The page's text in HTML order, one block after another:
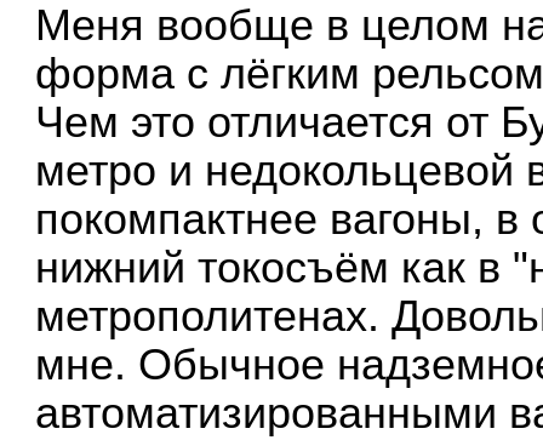
Меня вообще в целом
форма с лёгким
Чем это отличается от
метро и недокольцевой
покомпактнее вагоны,
нижний токосъём как в
метрополитенах.
мне. Обычное
автоматизированными